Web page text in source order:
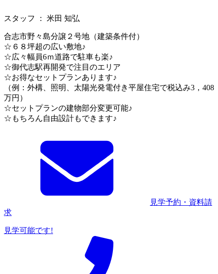
スタッフ ： 米田 知弘
合志市野々島分譲２号地（建築条件付）
☆６８坪超の広い敷地♪
☆広々幅員6ｍ道路で駐車も楽♪
☆御代志駅再開発で注目のエリア
☆お得なセットプランあります♪
（例：外構、照明、太陽光発電付き平屋住宅で税込み3，408
万円）
☆セットプランの建物部分変更可能♪
☆もちろん自由設計もできます♪
見学予約・資料請
求
見学可能です!